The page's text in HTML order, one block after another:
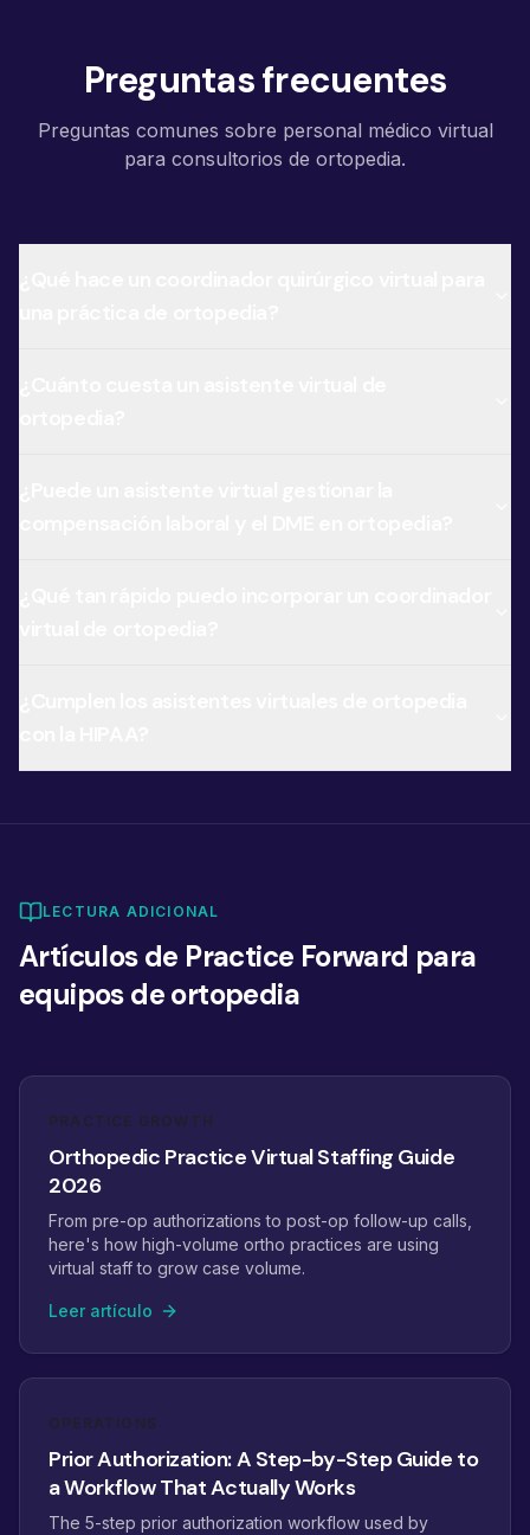
Preguntas frecuentes
Preguntas comunes sobre personal médico virtual
para consultorios de ortopedia.
LECTURA ADICIONAL
Artículos de Practice Forward para
equipos de ortopedia
PRACTICE GROWTH
Orthopedic Practice Virtual Staffing Guide
2026
From pre-op authorizations to post-op follow-up calls,
here's how high-volume ortho practices are using
virtual staff to grow case volume.
Leer artículo
OPERATIONS
Prior Authorization: A Step-by-Step Guide to
a Workflow That Actually Works
The 5-step prior authorization workflow used by